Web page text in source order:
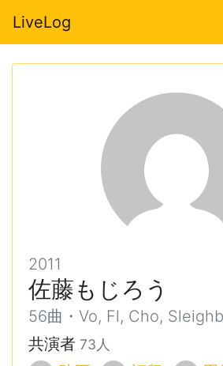
LiveLog
2011
佐藤もじろう
56曲・Vo, Fl, Cho,
共演者 73人